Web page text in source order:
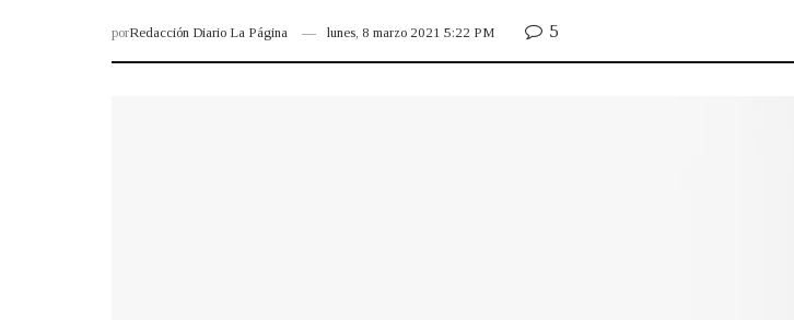
porRedacción Diario La Página lunes, 8 marzo 2021 5:22 PM 5